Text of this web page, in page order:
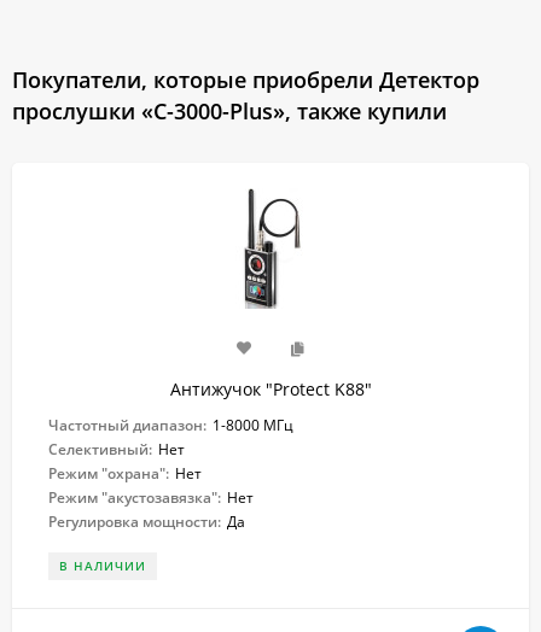
Покупатели, которые приобрели Детектор
прослушки «C-3000-Plus», также купили
Антижучок "Protect K88"
Частотный диапазон: 1-8000 МГц
Селективный: Нет
Режим "охрана": Нет
Режим "акустозавязка": Нет
Регулировка мощности: Да
В НАЛИЧИИ